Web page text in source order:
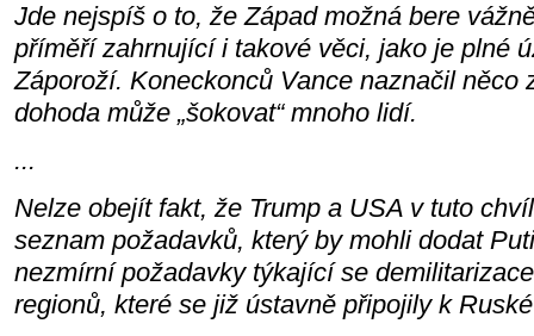
Jde nejspíš o to, že Západ možná bere
příměří zahrnující i takové věci, jako je plné
Záporoží. Koneckonců Vance naznačil něco
dohoda může „šokovat“ mnoho lidí.
...
Nelze obejít fakt, že Trump a USA v tuto
seznam požadavků, který by mohli dodat
nezmírní požadavky týkající se
regionů, které se již ústavně připojily k